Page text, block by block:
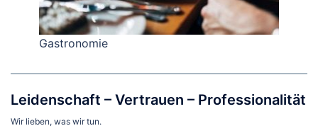
Gastronomie
Leidenschaft – Vertrauen – Professionalität
Wir lieben, was wir tun.